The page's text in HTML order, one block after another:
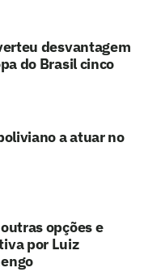
desvantagem
do Brasil cinco
a atuar no
opções e
por Luiz